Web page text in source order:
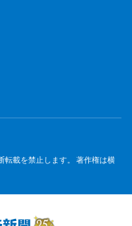
転載を禁止します。 著作権は横